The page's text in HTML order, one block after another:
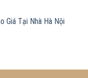
Giá Tại Nhà Hà Nội